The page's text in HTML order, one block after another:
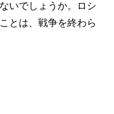
いでしょうか。ロシ
とは、戦争を終わら